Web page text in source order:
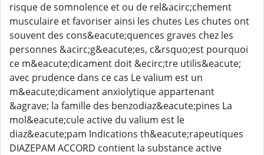
risque de somnolence et ou de rel&acirc;chement
musculaire et favoriser ainsi les chutes Les chutes ont
souvent des cons&eacute;quences graves chez les
personnes &acirc;g&eacute;es, c&rsquo;est pourquoi
ce m&eacute;dicament doit &ecirc;tre utilis&eacute;
avec prudence dans ce cas Le valium est un
m&eacute;dicament anxiolytique appartenant
&agrave; la famille des benzodiaz&eacute;pines La
mol&eacute;cule active du valium est le
diaz&eacute;pam Indications th&eacute;rapeutiques
DIAZEPAM ACCORD contient la substance active